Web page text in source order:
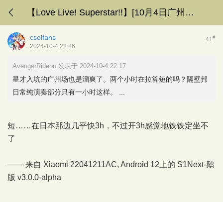
【Love Live! Superstar!!】[10月4日广州亚巡，6日上海、三期每周日播出]企划5号楼
41#
csolfans
2024-10-4 22:26
AvengerRideon 发表于 2024-10-4 22:17
星才入坑的广州场也是溜爽了。两个小时在拉算短的吗？隔壁邦
日常纯演奏部分只有一小时这样。 ...
短……在日本那边几乎快3h，不过开3h感觉地铁铁定坐不
了
—— 来自 Xiaomi 22041211AC, Android 12上的 S1Next-鹅
版 v3.0.0-alpha